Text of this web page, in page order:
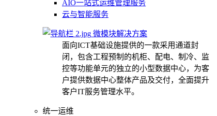
AIO一站式运维管理服务
云与智能服务
微模块解决方案
面向ICT基础设施提供的一款采用通道封
闭，包含工程预制的机柜、配电、制冷、监
控等功能单元的独立的小型数据中心，为客
户提供数据中心整体产品及交付，全面提升
客户IT服务管理水平。
统一运维